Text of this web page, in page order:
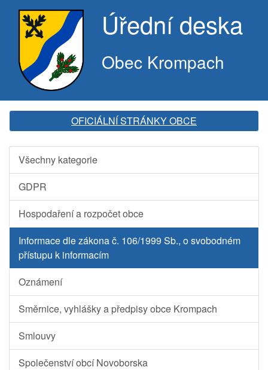
Úřední deska
Obec Krompach
OFICIÁLNÍ STRÁNKY OBCE
Všechny kategorie
GDPR
Hospodaření a rozpočet obce
Informace dle zákona č. 106/1999 Sb., o svobodném
přístupu k informacím
Oznámení
Směrnice, vyhlášky a předpisy obce Krompach
Smlouvy
Společenství obcí Novoborska